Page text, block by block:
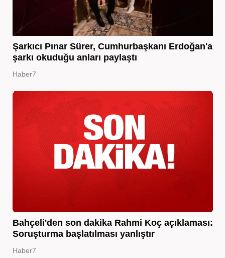
Şarkıcı Pınar Sürer, Cumhurbaşkanı Erdoğan'a
şarkı okuduğu anları paylaştı
Haber7
Bahçeli'den son dakika Rahmi Koç açıklaması:
Soruşturma başlatılması yanlıştır
Haber7